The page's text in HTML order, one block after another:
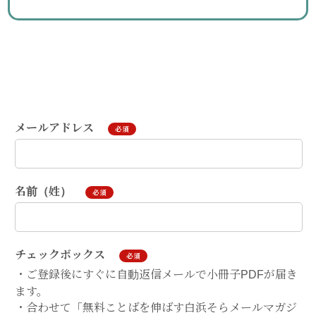
メールアドレス 必須
名前（姓） 必須
チェックボックス 必須
・ご登録後にすぐに自動返信メールで小冊子PDFが届き
ます。
・合わせて「無料ことばを伸ばす白浜そらメールマガジ